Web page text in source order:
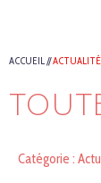
ACCUEIL//
Catégorie :